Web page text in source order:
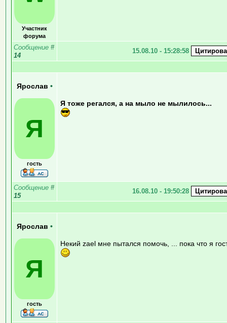
Участник
форума
Сообщение #
14
15.08.10 - 15:28:58
Ярослав •
Я
гость
Я тоже регался, а на мыло не мылилось...
Сообщение #
15
16.08.10 - 19:50:28
Ярослав •
Я
гость
Некий zael мне пытался помочь, ... пока что я